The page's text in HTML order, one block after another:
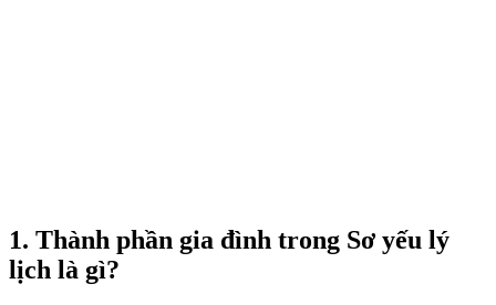
1. Thành phần gia đình trong Sơ yếu lý
lịch là gì?